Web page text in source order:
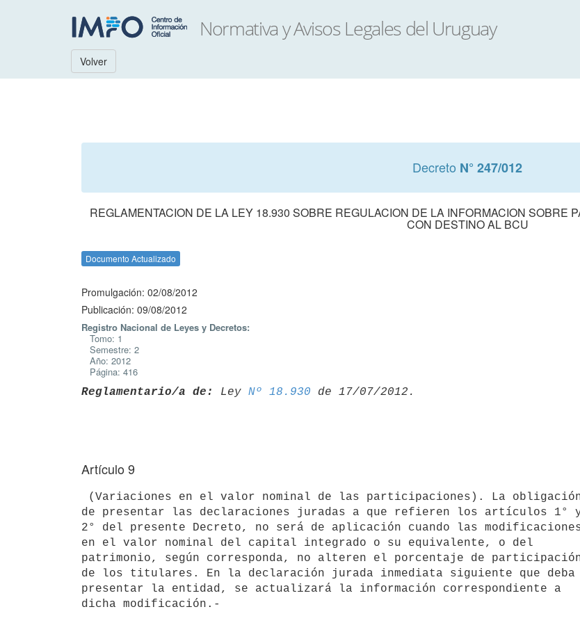
Volver
Decreto N° 247/012
REGLAMENTACION DE LA LEY 18.930 SOBRE REGULACION DE LA INFORMACION SOBRE
CON DESTINO AL BCU
Documento Actualizado
Promulgación: 02/08/2012
Publicación: 09/08/2012
Registro Nacional de Leyes y Decretos:
Tomo: 1
Semestre: 2
Año: 2012
Página: 416
Reglamentario/a de: Ley Nº 18.930
Artículo 9
de presentar las declaraciones juradas a que refieren los artículos 1°
2° del presente Decreto, no será de aplicación cuando las
en el valor nominal del capital integrado o su equivalente, o del
patrimonio, según corresponda, no alteren el porcentaje de
de los titulares. En la declaración jurada inmediata siguiente que deba
presentar la entidad, se actualizará la información correspondiente a